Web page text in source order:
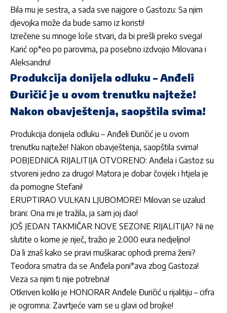
Bila mu je sestra, a sada sve najgore o Gastozu: Sa njim
djevojka može da bude samo iz koristi!
Izrečene su mnoge loše stvari, da bi prešli preko svega!
Karić op*eo po parovima, pa posebno izdvojio Milovana i
Aleksandru!
Produkcija donijela odluku – Anđeli
Đuričić je u ovom trenutku najteže!
Nakon obavještenja, saopštila svima!
Produkcija donijela odluku – Anđeli Đuričić je u ovom
trenutku najteže! Nakon obavještenja, saopštila svima!
POBJEDNICA RIJALITIJA OTVORENO: Anđela i Gastoz su
stvoreni jedno za drugo! Matora je dobar čovjek i htjela je
da pomogne Stefani!
ERUPTIRAO VULKAN LJUBOMORE! Milovan se uzalud
brani: Ona mi je tražila, ja sam joj dao!
JOŠ JEDAN TAKMIČAR NOVE SEZONE RIJALITIJA? Ni ne
slutite o kome je riječ, tražio je 2.000 eura nedjeljno!
Da li znaš kako se pravi muškarac ophodi prema ženi?
Teodora smatra da se Anđela poni*ava zbog Gastoza!
Veza sa njim ti nije potrebna!
Otkriven koliki je HONORAR Anđele Đuričić u rijalitiju – cifra
je ogromna: Zavrtjeće vam se u glavi od brojke!